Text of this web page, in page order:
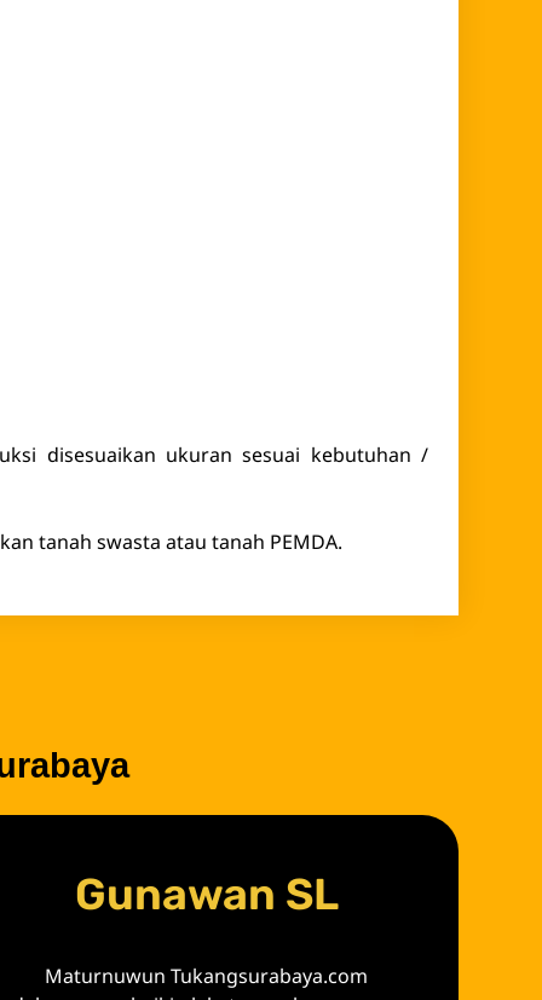
disesuaikan ukuran sesuai kebutuhan /
tanah swasta atau tanah PEMDA.
Gunawan SL
Maturnuwun Tukangsurabaya.com